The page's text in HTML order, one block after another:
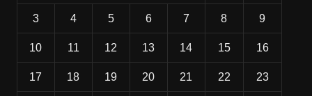
3 4 5 6 7 8 9
10 11 12 13 14 15 16
17 18 19 20 21 22 23